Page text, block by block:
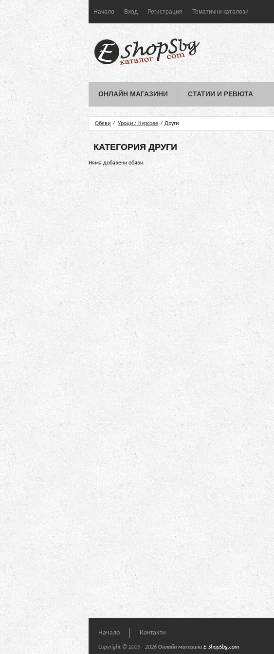
Начало Вход Регистрация Тематични каталози
ОНЛАЙН МАГАЗИНИ СТАТИИ И РЕВЮТА
Обяви / Уроци / Курсове / Други
КАТЕГОРИЯ ДРУГИ
Няма добавени обяви.
Начало Контакти
Copyright © 2009 - 2026 Онлайн магазини E-ShopSbg.com